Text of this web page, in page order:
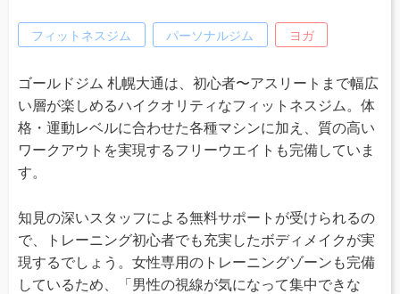
フィットネスジム パーソナルジム ヨガ
ゴールドジム 札幌大通は、初心者〜アスリートまで幅広
い層が楽しめるハイクオリティなフィットネスジム。体
格・運動レベルに合わせた各種マシンに加え、質の高い
ワークアウトを実現するフリーウエイトも完備していま
す。
知見の深いスタッフによる無料サポートが受けられるの
で、トレーニング初心者でも充実したボディメイクが実
現するでしょう。女性専用のトレーニングゾーンも完備
しているため、「男性の視線が気になって集中できな